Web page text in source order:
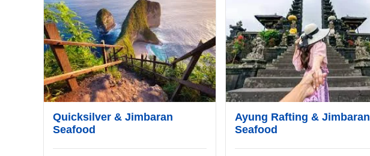
Quicksilver & Jimbaran
Seafood
Ayung Rafting & Jimbaran
Seafood